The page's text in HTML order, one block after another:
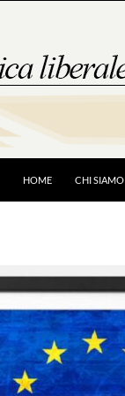
HOME CHI SIAMO